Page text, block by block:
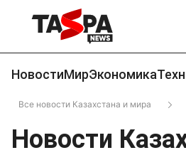
НовостиМирЭкономика
Все новости Казахстана и мира
Новости